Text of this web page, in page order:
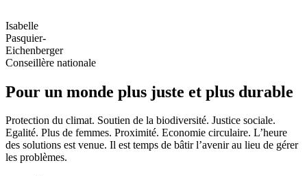
Isabelle
Pasquier-
Eichenberger
Conseillère nationale
Pour un monde plus juste et plus durable
Protection du climat. Soutien de la biodiversité. Justice sociale.
Egalité. Plus de femmes. Proximité. Economie circulaire. L’heure
des solutions est venue. Il est temps de bâtir l’avenir au lieu de gérer
les problèmes.